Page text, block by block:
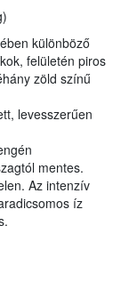
különböző
felületén piros
zöld színű
levesszerűen
mentes.
Az intenzív
íz